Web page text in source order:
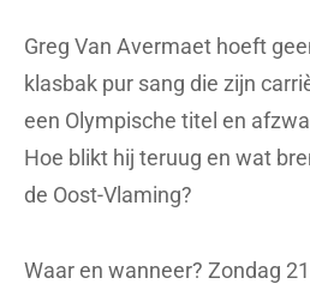
Greg Van Avermaet hoeft
klasbak pur sang die zijn
een Olympische titel en
Hoe blikt hij teruug en wat
de Oost-Vlaming?
Waar en wanneer? Zondag